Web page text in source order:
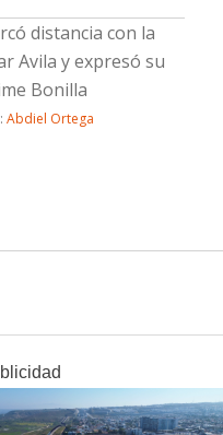
distancia con la
Avila y expresó su
Bonilla
Abdiel Ortega